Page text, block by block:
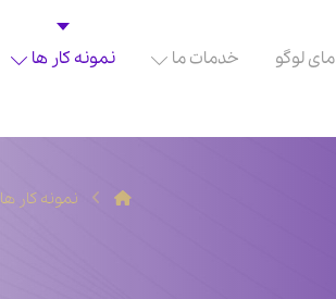
لوگو خدمات ما نمونه کار ها
نمونه کار ها